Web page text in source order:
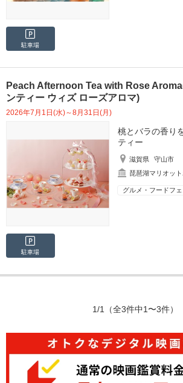
駐車場
Peach Afternoon Tea with Rose
ンティー ウィズ ローズアロマ)
2026年7月1日(水)～8月31日(月)
桃とバラの香り
ティー
滋賀県
守山市
琵琶湖マリオッ
グルメ・フードフェ
駐車場
1/1 （全3件中1〜3件）